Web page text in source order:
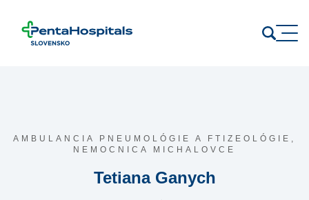
AMBULANCIA PNEUMOLÓGIE A FTIZEOLÓGIE,
NEMOCNICA MICHALOVCE
Tetiana Ganych